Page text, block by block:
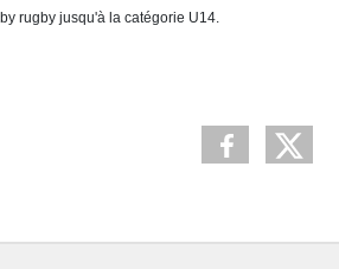
rugby jusqu'à la catégorie U14.